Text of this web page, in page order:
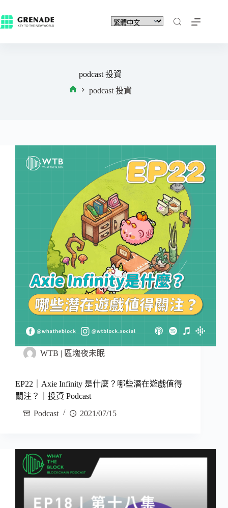
podcast 投資
podcast 投資
WTB | 區塊夜未眠
EP22｜Axie Infinity 是什麼？哪些潛在遊戲值得
關注？｜投資 Podcast
Podcast
2021/07/15